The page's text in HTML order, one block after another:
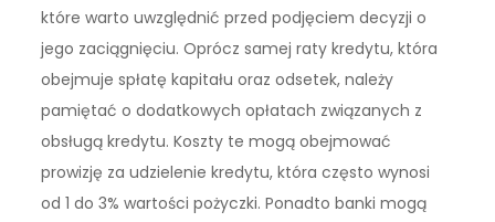
które warto uwzględnić przed podjęciem decyzji o
jego zaciągnięciu. Oprócz samej raty kredytu, która
obejmuje spłatę kapitału oraz odsetek, należy
pamiętać o dodatkowych opłatach związanych z
obsługą kredytu. Koszty te mogą obejmować
prowizję za udzielenie kredytu, która często wynosi
od 1 do 3% wartości pożyczki. Ponadto banki mogą